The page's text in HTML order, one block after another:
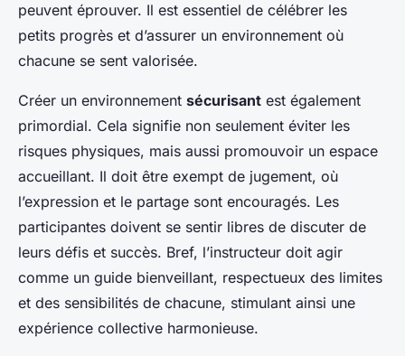
peuvent éprouver. Il est essentiel de célébrer les
petits progrès et d’assurer un environnement où
chacune se sent valorisée.
Créer un environnement sécurisant est également
primordial. Cela signifie non seulement éviter les
risques physiques, mais aussi promouvoir un espace
accueillant. Il doit être exempt de jugement, où
l’expression et le partage sont encouragés. Les
participantes doivent se sentir libres de discuter de
leurs défis et succès. Bref, l’instructeur doit agir
comme un guide bienveillant, respectueux des limites
et des sensibilités de chacune, stimulant ainsi une
expérience collective harmonieuse.